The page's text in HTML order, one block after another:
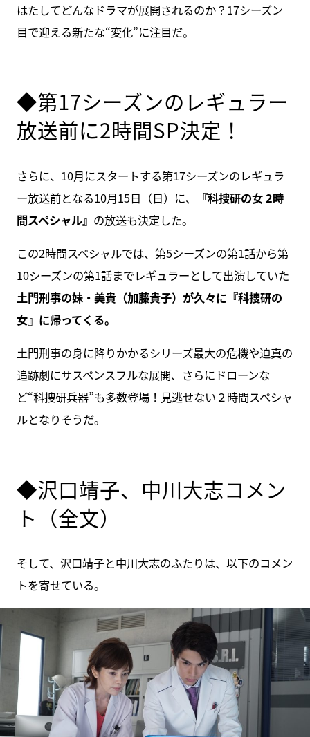
はたしてどんなドラマが展開されるのか？17シーズン
目で迎える新たな“変化”に注目だ。
◆第17シーズンのレギュラー
放送前に2時間SP決定！
さらに、10月にスタートする第17シーズンのレギュラ
ー放送前となる10月15日（日）に、
『科捜研の女 2時
間スペシャル』 の放送も決定した。
この2時間スペシャルでは、第5シーズンの第1話から第
10シーズンの第1話までレギュラーとして出演していた
土門刑事の妹・美貴（加藤貴子）が久々に『科捜研の
女』に帰ってくる。
土門刑事の身に降りかかるシリーズ最大の危機や迫真の
追跡劇にサスペンスフルな展開、さらにドローンな
ど“科捜研兵器”も多数登場！見逃せない２時間スペシャ
ルとなりそうだ。
◆沢口靖子、中川大志コメン
ト（全文）
そして、沢口靖子と中川大志のふたりは、以下のコメン
トを寄せている。